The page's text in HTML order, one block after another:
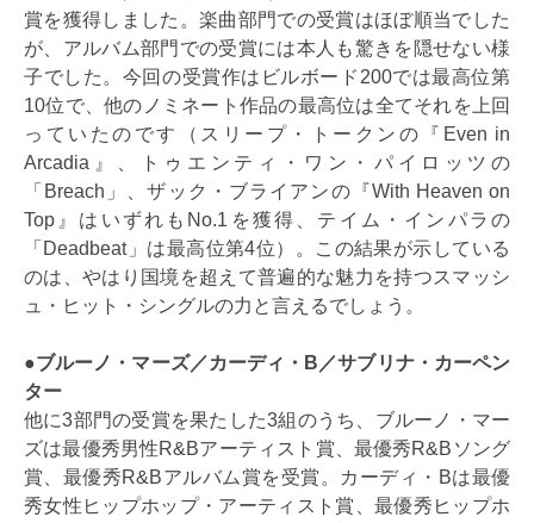
賞を獲得しました。楽曲部門での受賞はほぼ順当でした
が、アルバム部門での受賞には本人も驚きを隠せない様
子でした。今回の受賞作はビルボード200では最高位第
10位で、他のノミネート作品の最高位は全てそれを上回
っていたのです（スリープ・トークンの『Even in
Arcadia』、トゥエンティ・ワン・パイロッツの
「Breach」、ザック・ブライアンの『With Heaven on
Top』はいずれもNo.1を獲得、テイム・インパラの
「Deadbeat」は最高位第4位）。この結果が示している
のは、やはり国境を超えて普遍的な魅力を持つスマッシ
ュ・ヒット・シングルの力と言えるでしょう。
●ブルーノ・マーズ／カーディ・B／サブリナ・カーペン
ター
他に3部門の受賞を果たした3組のうち、ブルーノ・マー
ズは最優秀男性R&Bアーティスト賞、最優秀R&Bソング
賞、最優秀R&Bアルバム賞を受賞。カーディ・Bは最優
秀女性ヒップホップ・アーティスト賞、最優秀ヒップホ